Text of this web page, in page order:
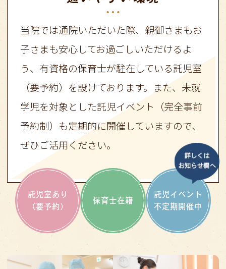
当院では通院いただいた際、親御さまもお
子さまも安心してお過ごしいただけるよ
う、有資格の保育士が駐在している託児室
（要予約）を設けております。また、未就
学児を対象とした託児イベント（完全事前
予約制）も定期的に開催していますので、
ぜひご活用ください。
託児室あり
（要予約）
保育士在籍
託児イベント
不定期開催中